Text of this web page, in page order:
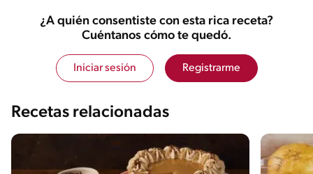
¿A quién consentiste con esta rica receta?
Cuéntanos cómo te quedó.
Iniciar sesión Registrarme
Recetas relacionadas